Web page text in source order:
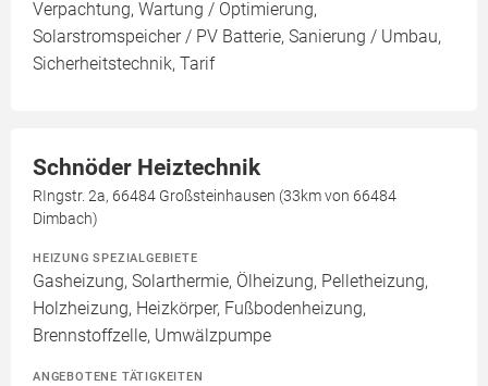
Verpachtung, Wartung / Optimierung,
Solarstromspeicher / PV Batterie, Sanierung / Umbau,
Sicherheitstechnik, Tarif
Schnöder Heiztechnik
RIngstr. 2a, 66484 Großsteinhausen (33km von 66484
Dimbach)
HEIZUNG SPEZIALGEBIETE
Gasheizung, Solarthermie, Ölheizung, Pelletheizung,
Holzheizung, Heizkörper, Fußbodenheizung,
Brennstoffzelle, Umwälzpumpe
ANGEBOTENE TÄTIGKEITEN